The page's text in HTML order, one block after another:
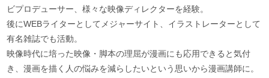
ビプロデューサー、様々な映像ディレクターを経験。
後にWEBライターとしてメジャーサイト、イラストレーターとして
有名雑誌でも活動。
映像時代に培った映像・脚本の理屈が漫画にも応用できると気付
き、漫画を描く人の悩みを減らしたいという思いから漫画講師に。